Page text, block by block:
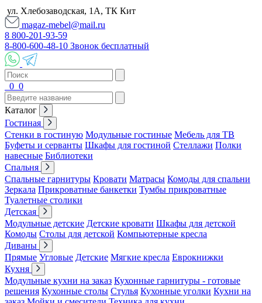
ул. Хлебозаводская, 1А, ТК Кит
magaz-mebel@mail.ru
8 800-201-93-59
8-800-600-48-10 Звонок бесплатный
0 0
Каталог
Гостиная
Стенки в гостиную Модульные гостиные Мебель для ТВ
Буфеты и серванты Шкафы для гостиной Стеллажи Полки
навесные Библиотеки
Спальня
Спальные гарнитуры Кровати Матрасы Комоды для спальни
Зеркала Прикроватные банкетки Тумбы прикроватные
Туалетные столики
Детская
Модульные детские Детские кровати Шкафы для детской
Комоды Столы для детской Компьютерные кресла
Диваны
Прямые Угловые Детские Мягкие кресла Еврокнижки
Кухня
Модульные кухни на заказ Кухонные гарнитуры - готовые
решения Кухонные столы Стулья Кухонные уголки Кухни на